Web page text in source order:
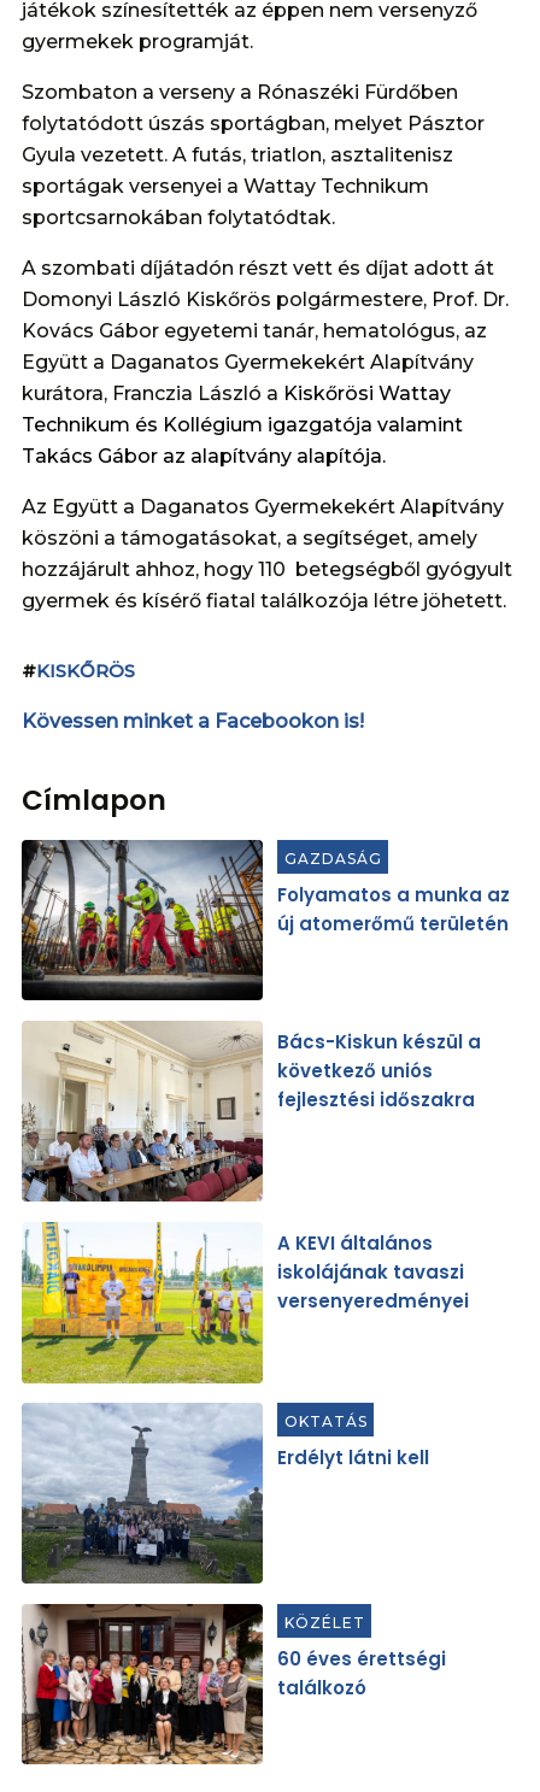
játékok színesítették az éppen nem versenyző
gyermekek programját.
Szombaton a verseny a Rónaszéki Fürdőben
folytatódott úszás sportágban, melyet Pásztor
Gyula vezetett. A futás, triatlon, asztalitenisz
sportágak versenyei a Wattay Technikum
sportcsarnokában folytatódtak.
A szombati díjátadón részt vett és díjat adott át
Domonyi László Kiskőrös polgármestere, Prof. Dr.
Kovács Gábor egyetemi tanár, hematológus, az
Együtt a Daganatos Gyermekekért Alapítvány
kurátora, Franczia László a Kiskőrösi Wattay
Technikum és Kollégium igazgatója valamint
Takács Gábor az alapítvány alapítója.
Az Együtt a Daganatos Gyermekekért Alapítvány
köszöni a támogatásokat, a segítséget, amely
hozzájárult ahhoz, hogy 110 betegségből gyógyult
gyermek és kísérő fiatal találkozója létre jöhetett.
#KISKŐRÖS
Kövessen minket a Facebookon is!
Címlapon
GAZDASÁG
Folyamatos a munka az
új atomerőmű területén
Bács-Kiskun készül a
következő uniós
fejlesztési időszakra
A KEVI általános
iskolájának tavaszi
versenyeredményei
OKTATÁS
Erdélyt látni kell
KÖZÉLET
60 éves érettségi
találkozó